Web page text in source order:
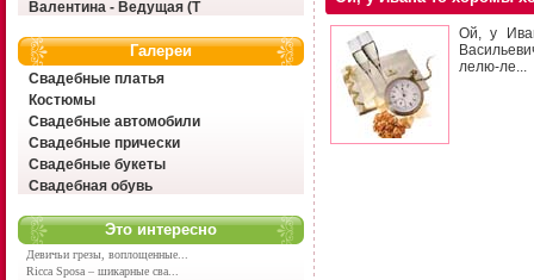
Валентина - Ведущая (Т
Галереи
Свадебные платья
Костюмы
Свадебные автомобили
Свадебные прически
Свадебные букеты
Свадебная обувь
Это интересно
Девичьи грезы, воплощенные...
Ricca Sposa – шикарные сва...
Ой, у
лелю-ле...